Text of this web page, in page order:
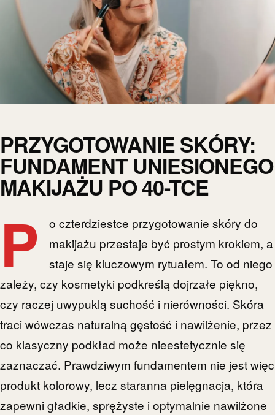
PRZYGOTOWANIE SKÓRY:
FUNDAMENT UNIESIONEGO
MAKIJAŻU PO 40-TCE
P
o czterdziestce przygotowanie skóry do
makijażu przestaje być prostym krokiem, a
staje się kluczowym rytuałem. To od niego
zależy, czy kosmetyki podkreślą dojrzałe piękno,
czy raczej uwypuklą suchość i nierówności. Skóra
traci wówczas naturalną gęstość i nawilżenie, przez
co klasyczny podkład może nieestetycznie się
zaznaczać. Prawdziwym fundamentem nie jest więc
produkt kolorowy, lecz staranna pielęgnacja, która
zapewni gładkie, sprężyste i optymalnie nawilżone